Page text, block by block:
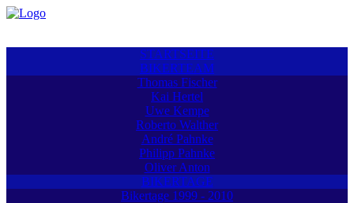
STARTSEITE
BIKERTEAM
Thomas Fischer
Kai Hertel
Uwe Kempe
Roberto Walther
André Pahnke
Philipp Pahnke
Oliver Anton
BIKERTAGE
Bikertage 1999 - 2010